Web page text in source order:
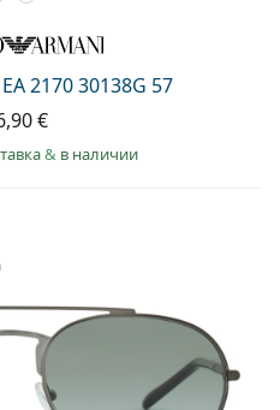
2170 30138G 57
€
& в наличии